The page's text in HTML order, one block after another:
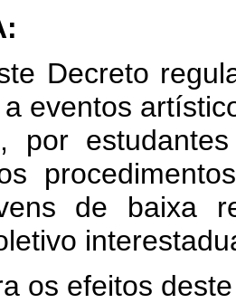
Decreto
eventos
por
de baixa
os efeitos